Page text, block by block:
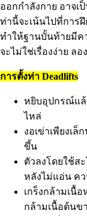
ออกกำลังกาย อาจเ
ท่านี้จะเน้นไปที่การ
ทำให้ฐานบั้นท้ายมีค
จะไม่ใช่เรื่องง่าย ล
การตั้งท่า Deadlifts
หยิบอุปกรณ์แล้
ไหล่
งอเข่าเพียงเ
ขึ้น
ตัวลงโดยใช้ส
หลังไม่แอ่น คว
เกร็งกล้ามเนื้
กล้ามเนื้อต้นข